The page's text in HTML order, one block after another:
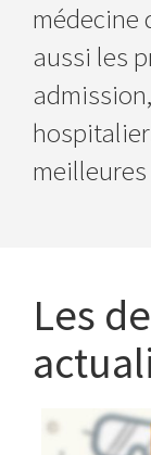
médecine
aussi les
Les